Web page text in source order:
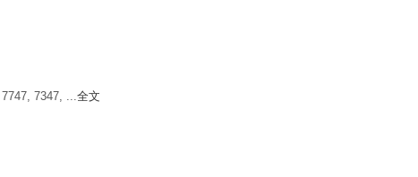
7347, ...全文